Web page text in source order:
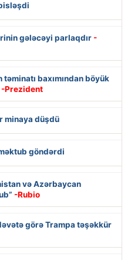
gələcəyi parlaqdır -
baxımından böyük
-Prezident
minaya düşdü
göndərdi
və Azərbaycan
-Rubio
görə Trampa təşəkkür